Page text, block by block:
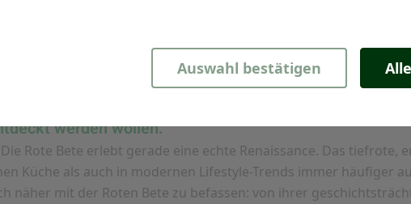
Auswahl bestätigen
die Geister. Die einen lieben das tiefrote
werden wollen.
Rote Bete erlebt gerade eine echte Renaissance. Das tiefrote,
Küche als auch in modernen Lifestyle-Trends immer häufiger
näher mit der Roten Bete zu befassen: von ihrer